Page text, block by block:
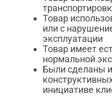
Товар
или с
эксплуатации
Товар имеет
нормальной
Были сделаны
инициативе